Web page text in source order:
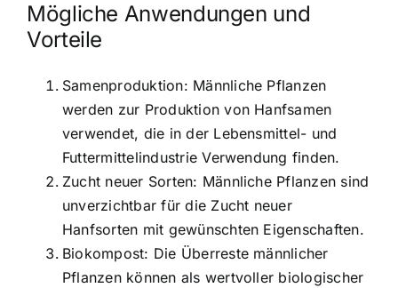
Mögliche Anwendungen und
Vorteile
Samenproduktion: Männliche Pflanzen
werden zur Produktion von Hanfsamen
verwendet, die in der Lebensmittel- und
Futtermittelindustrie Verwendung finden.
Zucht neuer Sorten: Männliche Pflanzen sind
unverzichtbar für die Zucht neuer
Hanfsorten mit gewünschten Eigenschaften.
Biokompost: Die Überreste männlicher
Pflanzen können als wertvoller biologischer